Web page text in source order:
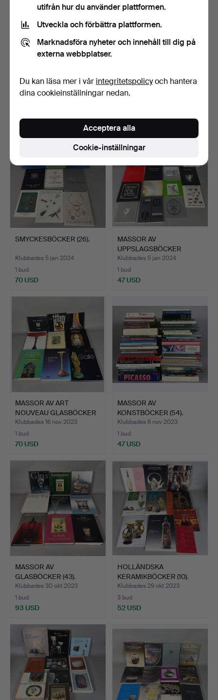
LÄROBÖCKER (25).
Klubbades 29 feb 2024
Klubbades 30 jan 2024
SMYCKESBÖCKER (26).
Klubbades 5 jan 2024
1 bud
70 USD
MASSOR AV
UPPSLAGSBÖCKER
SILVERMETALL (15).
Klubbades 5 jan 2024
1 bud
47 USD
MASSOR AV ART
NOUVEAU GLASBÖCKER
(15).
Klubbades 16 nov 2023
1 bud
70 USD
MASSOR AV
KONSTBÖCKER (54).
Klubbades 6 nov 2023
1 bud
47 USD
MASSOR AV
GLASBÖCKER (43).
Klubbades 30 okt 2023
1 bud
93 USD
HOLLÄNDSKA
KERAMIKBÖCKER (10).
Klubbades 29 okt 2023
3 bud
52 USD
utifrån hur du använder plattformen.
Utveckla och förbättra plattformen.
Marknadsföra nyheter och innehåll till dig på
externa webbplatser.
Du kan läsa mer i vår integritetspolicyoch hantera
dina cookieinställningar nedan.
Cookie-inställningar
Acceptera alla